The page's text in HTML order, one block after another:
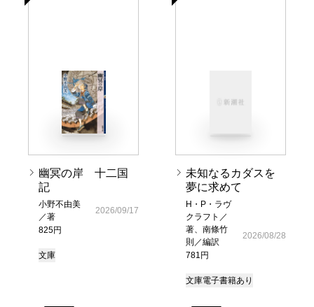
幽冥の岸 十二国
記
小野不由美
／著
825円
2026/09/17
文庫
未知なるカダスを
夢に求めて
H・P・ラヴ
クラフト／
著、南條竹
則／編訳
781円
2026/08/28
文庫電子書籍あり